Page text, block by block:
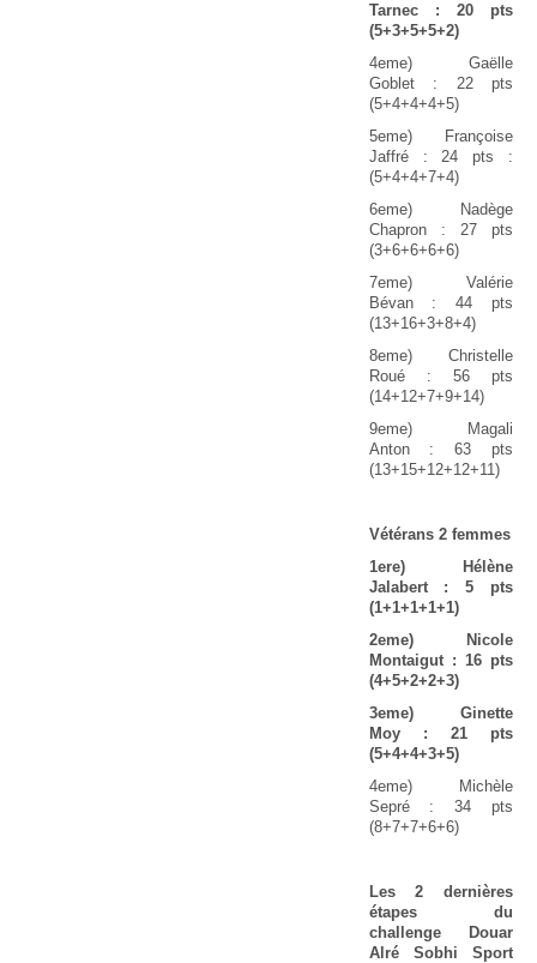
Tarnec : 20 pts
(5+3+5+5+2)
4eme) Gaëlle
Goblet : 22 pts
(5+4+4+4+5)
5eme) Françoise
Jaffré : 24 pts :
(5+4+4+7+4)
6eme) Nadège
Chapron : 27 pts
(3+6+6+6+6)
7eme) Valérie
Bévan : 44 pts
(13+16+3+8+4)
8eme) Christelle
Roué : 56 pts
(14+12+7+9+14)
9eme) Magali
Anton : 63 pts
(13+15+12+12+11)
Vétérans 2 femmes
1ere) Hélène
Jalabert : 5 pts
(1+1+1+1+1)
2eme) Nicole
Montaigut : 16 pts
(4+5+2+2+3)
3eme) Ginette
Moy : 21 pts
(5+4+4+3+5)
4eme) Michèle
Sepré : 34 pts
(8+7+7+6+6)
Les 2 dernières
étapes du
challenge Douar
Alré Sobhi Sport